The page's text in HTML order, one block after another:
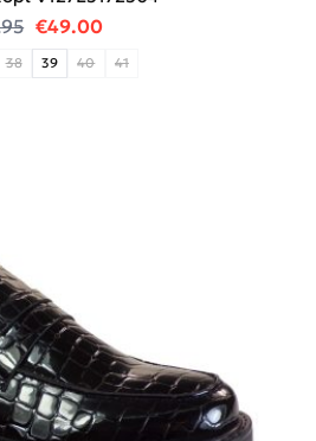
Original price was: €69.95.
€49.00Η τρέχουσα τιμή
38 39 40 41